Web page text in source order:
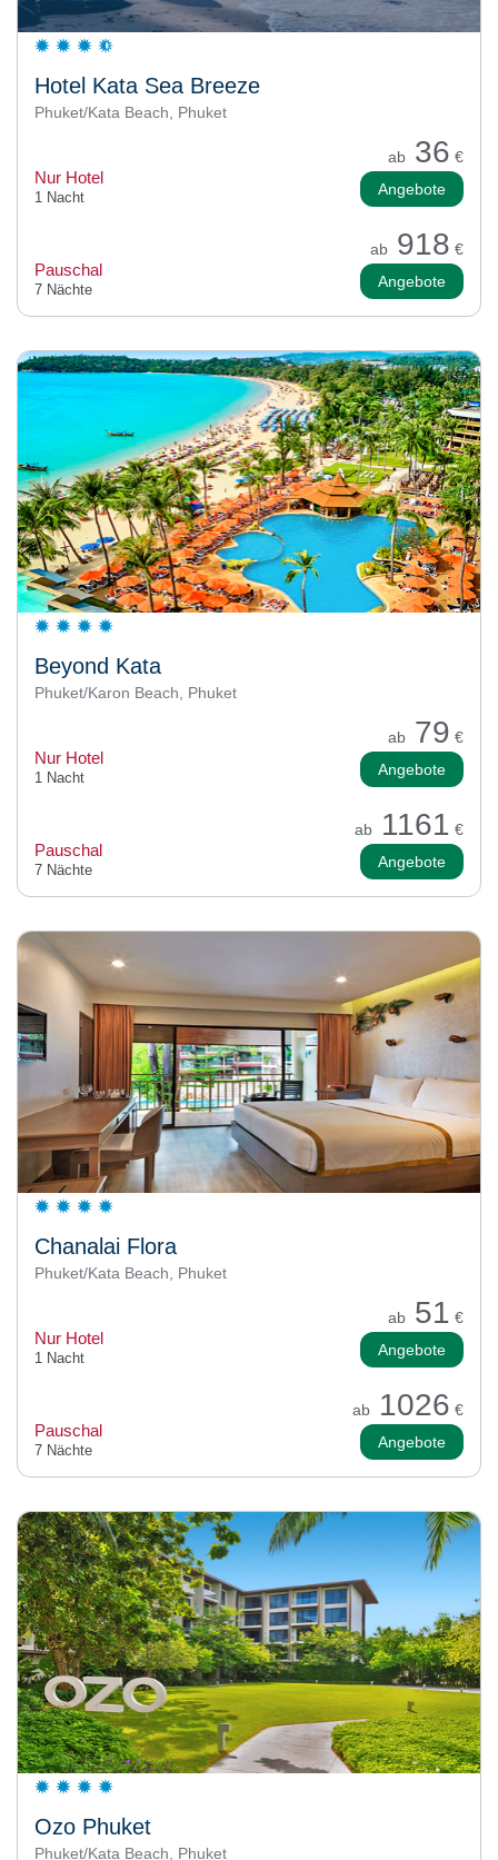
Hotel Kata Sea Breeze
Phuket/Kata Beach, Phuket
ab 36 €
Nur Hotel
1 Nacht Angebote
ab 918 €
Pauschal
7 Nächte Angebote
Beyond Kata
Phuket/Karon Beach, Phuket
ab 79 €
Nur Hotel
1 Nacht Angebote
ab 1161 €
Pauschal
7 Nächte Angebote
Chanalai Flora
Phuket/Kata Beach, Phuket
ab 51 €
Nur Hotel
1 Nacht Angebote
ab 1026 €
Pauschal
7 Nächte Angebote
Ozo Phuket
Phuket/Kata Beach, Phuket